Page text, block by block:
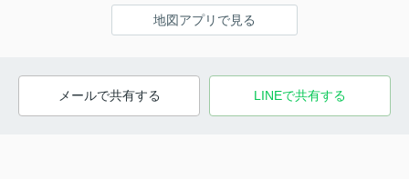
地図アプリで見る
メールで共有する LINEで共有する